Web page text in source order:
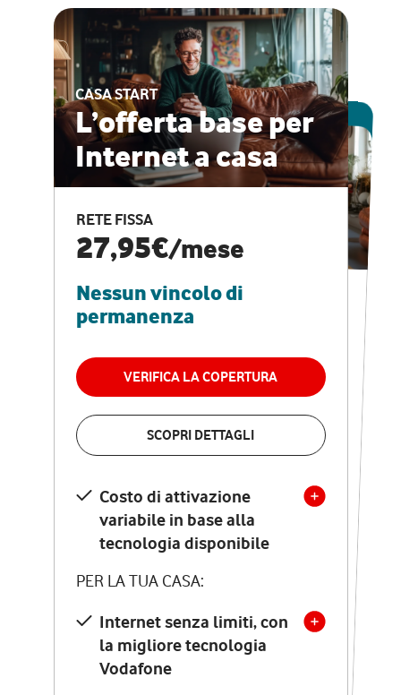
CASA START
L’offerta base per
Internet a casa
RETE FISSA
27,95€/mese
Nessun vincolo di
permanenza
VERIFICA LA COPERTURA
SCOPRI DETTAGLI
Costo di attivazione
variabile in base alla
tecnologia disponibile
PER LA TUA CASA:
Internet senza limiti, con
la migliore tecnologia
Vodafone
ESCLUSIVA ONLINE
CASA PRO
Internet veloce e
vantaggi speciali
RETE FISSA + VODAFONE CLUB
29,95€
permanenza
VERIFICA LA COPERTURA
Costo di attivazione
variabile in base alla
tecnologia disponibile
PER LA TUA CASA:
Internet senza limiti, con
la migliore tecnologia
Vodafone
Modem Seven con Wi-Fi 7